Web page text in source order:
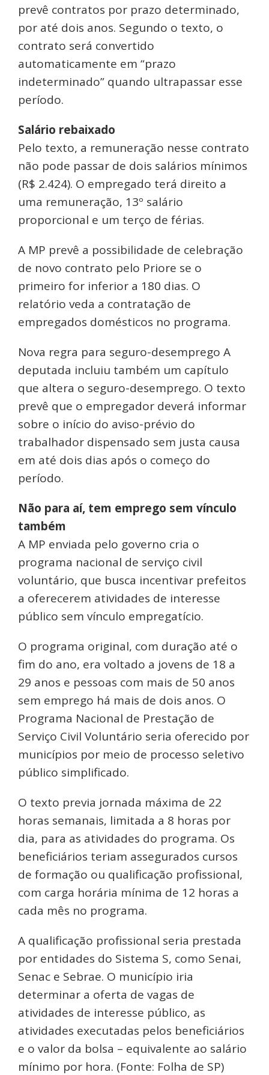
prevê contratos por prazo determinado,
por até dois anos. Segundo o texto, o
contrato será convertido
automaticamente em “prazo
indeterminado” quando ultrapassar esse
período.
Salário rebaixado
Pelo texto, a remuneração nesse contrato
não pode passar de dois salários mínimos
(R$ 2.424). O empregado terá direito a
uma remuneração, 13º salário
proporcional e um terço de férias.
A MP prevê a possibilidade de celebração
de novo contrato pelo Priore se o
primeiro for inferior a 180 dias. O
relatório veda a contratação de
empregados domésticos no programa.
Nova regra para seguro-desemprego A
deputada incluiu também um capítulo
que altera o seguro-desemprego. O texto
prevê que o empregador deverá informar
sobre o início do aviso-prévio do
trabalhador dispensado sem justa causa
em até dois dias após o começo do
período.
Não para aí, tem emprego sem vínculo
também
A MP enviada pelo governo cria o
programa nacional de serviço civil
voluntário, que busca incentivar prefeitos
a oferecerem atividades de interesse
público sem vínculo empregatício.
O programa original, com duração até o
fim do ano, era voltado a jovens de 18 a
29 anos e pessoas com mais de 50 anos
sem emprego há mais de dois anos. O
Programa Nacional de Prestação de
Serviço Civil Voluntário seria oferecido por
municípios por meio de processo seletivo
público simplificado.
O texto previa jornada máxima de 22
horas semanais, limitada a 8 horas por
dia, para as atividades do programa. Os
beneficiários teriam assegurados cursos
de formação ou qualificação profissional,
com carga horária mínima de 12 horas a
cada mês no programa.
A qualificação profissional seria prestada
por entidades do Sistema S, como Senai,
Senac e Sebrae. O município iria
determinar a oferta de vagas de
atividades de interesse público, as
atividades executadas pelos beneficiários
e o valor da bolsa – equivalente ao salário
mínimo por hora. (Fonte: Folha de SP)